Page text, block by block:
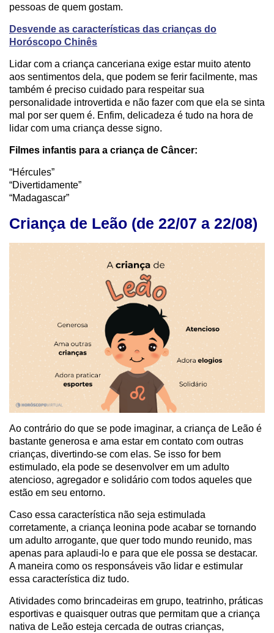
pessoas de quem gostam.
Desvende as características das crianças do
Horóscopo Chinês
Lidar com a criança canceriana exige estar muito atento
aos sentimentos dela, que podem se ferir facilmente, mas
também é preciso cuidado para respeitar sua
personalidade introvertida e não fazer com que ela se sinta
mal por ser quem é. Enfim, delicadeza é tudo na hora de
lidar com uma criança desse signo.
Filmes infantis para a criança de Câncer:
“Hércules”
“Divertidamente”
“Madagascar”
Criança de Leão (de 22/07 a 22/08)
Ao contrário do que se pode imaginar, a criança de Leão é
bastante generosa e ama estar em contato com outras
crianças, divertindo-se com elas. Se isso for bem
estimulado, ela pode se desenvolver em um adulto
atencioso, agregador e solidário com todos aqueles que
estão em seu entorno.
Caso essa característica não seja estimulada
corretamente, a criança leonina pode acabar se tornando
um adulto arrogante, que quer todo mundo reunido, mas
apenas para aplaudi-lo e para que ele possa se destacar.
A maneira como os responsáveis vão lidar e estimular
essa característica diz tudo.
Atividades como brincadeiras em grupo, teatrinho, práticas
esportivas e quaisquer outras que permitam que a criança
nativa de Leão esteja cercada de outras crianças,